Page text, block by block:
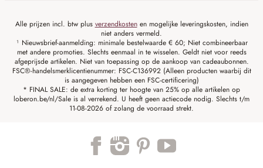
Alle prijzen incl. btw plus verzendkostenen mogelijke leveringskosten, indien
niet anders vermeld.
¹ Nieuwsbrief-aanmelding: minimale bestelwaarde € 60; Niet combineerbaar
met andere promoties. Slechts eenmaal in te wisselen. Geldt niet voor reeds
afgeprijsde artikelen. Niet van toepassing op de aankoop van cadeaubonnen.
FSC®-handelsmerklicentienummer: FSC-C136992 (Alleen producten waarbij dit
is aangegeven hebben een FSC-certificering)
* FINAL SALE: de extra korting ter hoogte van 25% op alle artikelen op
loberon.be/nl/Sale is al verrekend. U heeft geen actiecode nodig. Slechts t/m
11-08-2026 of zolang de voorraad strekt.